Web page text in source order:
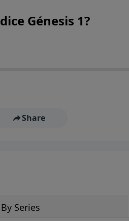
Génesis 1?
Share
By Series